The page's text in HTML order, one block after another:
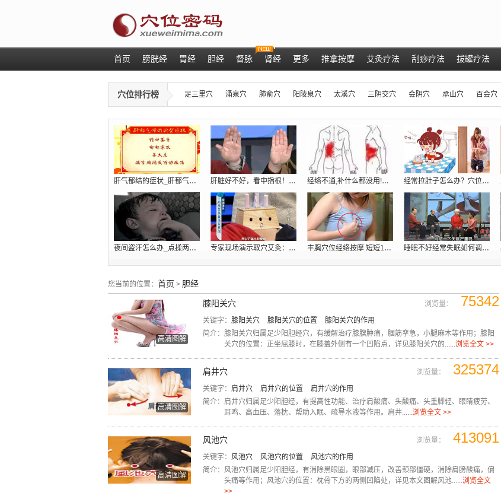
首页 膀胱经 胃经 胆经 督脉 肾经 更多 推拿按摩 艾灸疗法 刮痧疗法 拔罐疗法
穴位排行榜 足三里穴 涌泉穴 肺俞穴 阳陵泉穴 太溪穴 三阴交穴 会阴穴 承山穴 百会穴
肝气郁结的症状_肝郁气滞吃什么_肝火旺 肝脏好不好，看中指根！ 肝脏不好的症状 经络不通,补什么都没用!只用一招:经络 经常拉肚子怎么办？穴位密码抓住根本给你
夜间盗汗怎么办_点揉两个穴位巧治肾虚 专家现场演示取穴艾灸：调理胃痛、五更泻 丰胸穴位经络按摩 短短10分钟跳两罩杯[ 睡眠不好经常失眠如何调理_穴位提高睡
您当前的位置： 首页 > 胆经
高清图解
膝阳关穴 浏览量： 75342
关键字： 膝阳关穴 膝阳关穴的位置
膝阳关穴的作用
简介： 膝阳关穴归属足少阳胆经穴，有缓解治疗膝膑肿痛，腘筋挛急，小腿麻木等作用；膝阳
关穴的位置：正坐屈膝时，在膝盖外侧有一个凹陷点，详见膝阳关穴的......浏览全文 >>
高清图解
肩井穴 浏览量： 325374
关键字： 肩井穴 肩井穴的位置
肩井穴的作用
简介： 肩井穴归属足少阳胆经，有提高性功能、治疗肩酸痛、头酸痛、头重脚轻、眼睛疲劳、
耳鸣、高血压、落枕、帮助入眠、疏导水液等作用。肩井......浏览全文 >>
高清图解
风池穴 浏览量： 413091
关键字： 风池穴 风池穴的位置
风池穴的作用
简介： 风池穴归属足少阳胆经，有消除黑眼圈，眼部减压，改善颈部僵硬，消除肩膀酸痛，偏
头痛等作用；风池穴的位置：枕骨下方的两侧凹陷处，详见本文图解风池......浏览全文
>>